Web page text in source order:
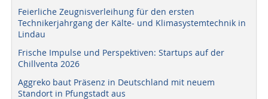
Feierliche Zeugnisverleihung für den ersten
Technikerjahrgang der Kälte- und Klimasystemtechnik in
Lindau
Frische Impulse und Perspektiven: Startups auf der
Chillventa 2026
Aggreko baut Präsenz in Deutschland mit neuem
Standort in Pfungstadt aus